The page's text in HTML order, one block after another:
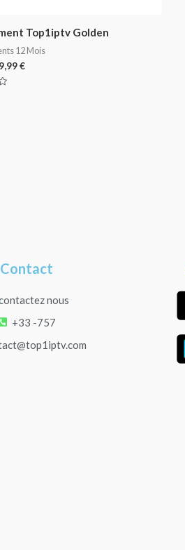
Top1iptv Golden
12 Mois
€
Contact
nous
+33 -757